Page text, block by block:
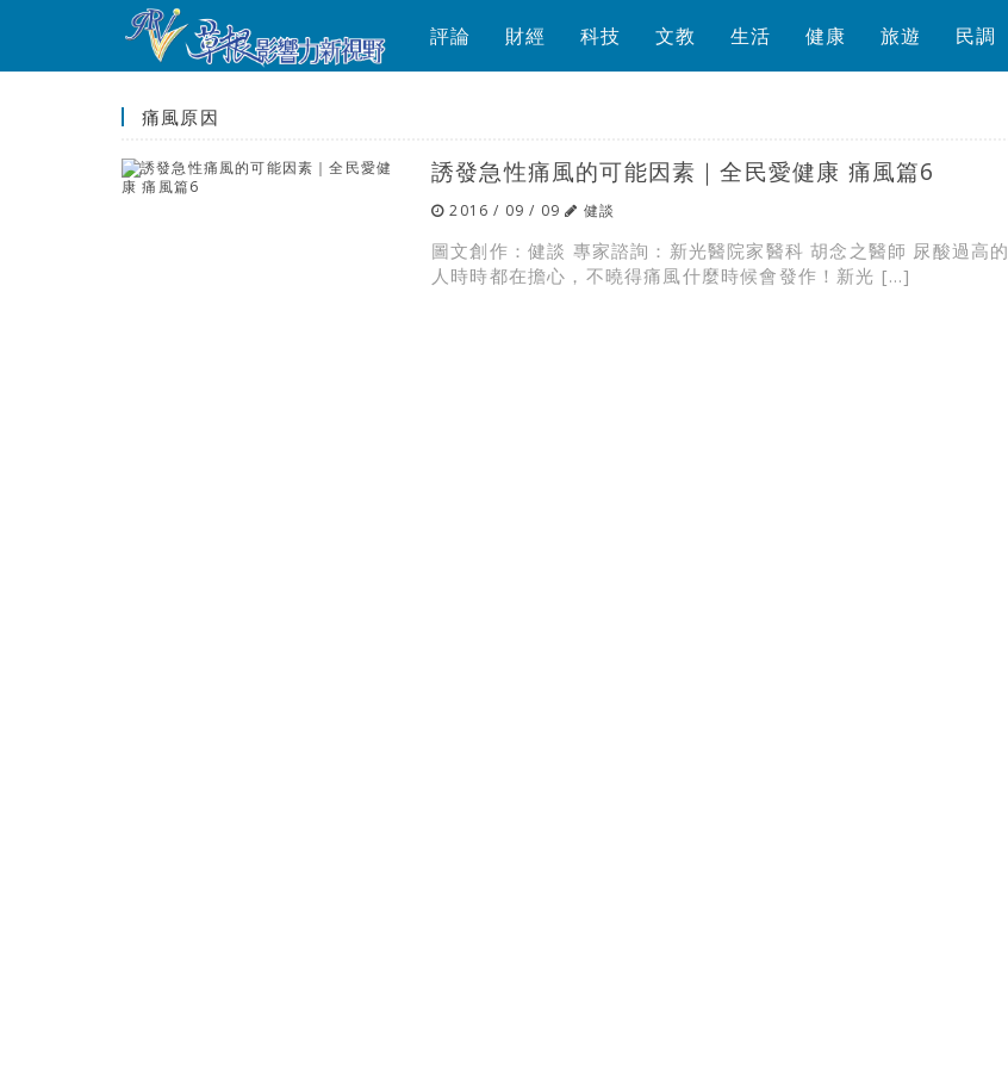
評論 財經 科技 文教 生活 健康 旅遊 民調
痛風原因
誘發急性痛風的可能因素｜全民愛健康 痛風篇6
2016 / 09 / 09 健談
圖文創作：健談 專家諮詢：新光醫院家醫科 胡念之醫師 尿酸過高的
人時時都在擔心，不曉得痛風什麼時候會發作！新光 […]